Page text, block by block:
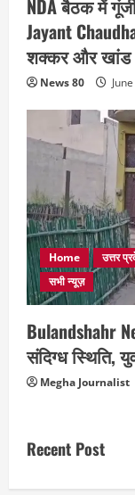
NDA बैठक में
Jayant
शक्कर और खांड
News 80
Home उत्तर
सभी न्यूज़
Bulandshahr
संदिग्ध स्थिति,
Megha Journalist
Recent Post